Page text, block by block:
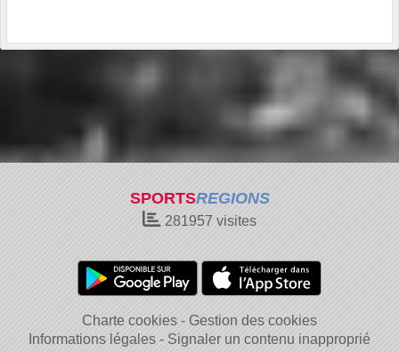
SPORTSREGIONS
281957 visites
Charte cookies
Gestion des cookies
Informations légales
Signaler un contenu inapproprié